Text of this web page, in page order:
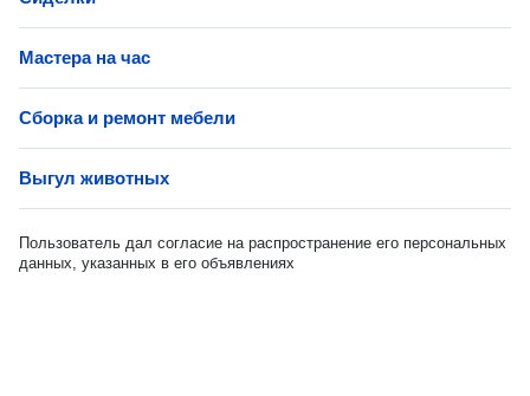
Мастера на час
Сборка и ремонт мебели
Выгул животных
Пользователь дал согласие на распространение его персональных
данных, указанных в его объявлениях